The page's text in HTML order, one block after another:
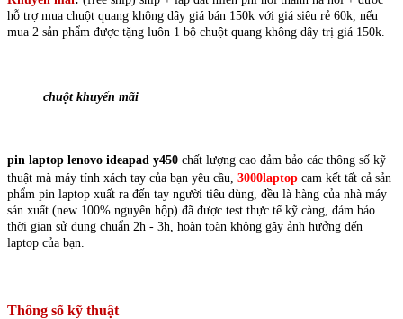
hỗ trợ mua chuột quang không dây giá bán 150k với giá siêu rẻ 60k, nếu
mua 2 sản phẩm được tặng luôn 1 bộ chuột quang không dây trị giá 150k.
chuột khuyến mãi
pin laptop lenovo ideapad y450 chất lượng cao đảm bảo các thông số kỹ
thuật mà máy tính xách tay của bạn yêu cầu, 3000laptop cam kết tất cả sản
phẩm pin laptop xuất ra đến tay người tiêu dùng, đều là hàng của nhà máy
sản xuất (new 100% nguyên hộp) đã được test thực tế kỹ càng, đảm bảo
thời gian sử dụng chuẩn 2h - 3h, hoàn toàn không gây ảnh hưởng đến
laptop của bạn.
Thông số kỹ thuật